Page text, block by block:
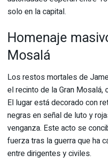
solo en la capital.
Homenaje
Mosalá
Los restos mortales de
el recinto de la Gran Mosalá,
El lugar está decorado con
negras en señal de luto y
venganza. Este acto se
fuerza tras la guerra que ha
entre dirigentes y civiles.